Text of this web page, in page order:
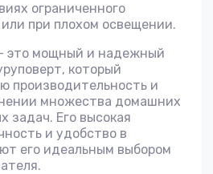
ограниченного
при плохом освещении.
это мощный и надежный
который
производительность и
множества домашних
задач. Его высокая
и удобство в
его идеальным выбором